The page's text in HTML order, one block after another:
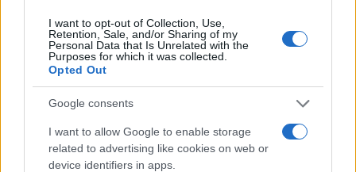
I want to opt-out of Collection, Use,
Retention, Sale, and/or Sharing of my
Personal Data that Is Unrelated with the
Purposes for which it was collected.
Opted Out
Google consents
I want to allow Google to enable storage
related to advertising like cookies on web or
device identifiers in apps.
emergencias. ¿Estamos listos para
actuar juntos en caso de
necesidad?<\/p>
Recomendaciones prácticas ante la
tormenta Ivo<\/h2>